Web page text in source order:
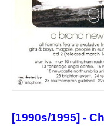
[1990s/1995] -